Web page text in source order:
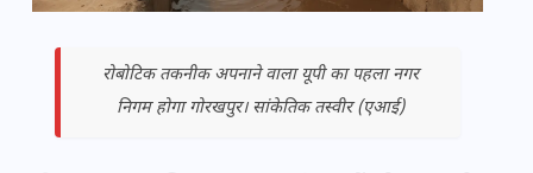
रोबोटिक तकनीक अपनाने वाला यूपी का पहला नगर
निगम होगा गोरखपुर। सांकेतिक तस्वीर (एआई)